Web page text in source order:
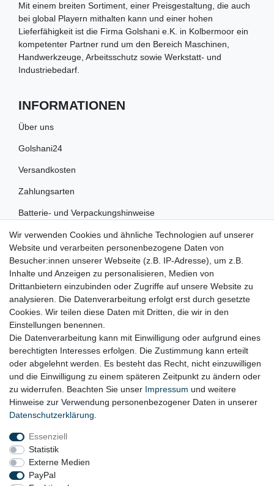
Mit einem breiten Sortiment, einer Preisgestaltung, die auch
bei global Playern mithalten kann und einer hohen
Lieferfähigkeit ist die Firma Golshani e.K. in Kolbermoor ein
kompetenter Partner rund um den Bereich Maschinen,
Handwerkzeuge, Arbeitsschutz sowie Werkstatt- und
Industriebedarf.
INFORMATIONEN
Über uns
Golshani24
Versandkosten
Zahlungsarten
Batterie- und Verpackungshinweise
RECHTLICHES
Impressum
Datenschutz
Widerrufsrecht
AGB
Widerrufsformular
KONTAKT
Tel.: 08031-23444-0
info@werkzeugfundgrube.de
Wir verwenden Cookies und ähnliche Technologien auf unserer
Website und verarbeiten personenbezogene Daten von
Besucher:innen unserer Webseite (z.B. IP-Adresse), um z.B.
Inhalte und Anzeigen zu personalisieren, Medien von
Drittanbietern einzubinden oder Zugriffe auf unsere Website zu
analysieren. Die Datenverarbeitung erfolgt erst durch gesetzte
Cookies. Wir teilen diese Daten mit Dritten, die wir in den
Einstellungen benennen.
Die Datenverarbeitung kann mit Einwilligung oder aufgrund eines
berechtigten Interesses erfolgen. Die Zustimmung kann erteilt
oder abgelehnt werden. Es besteht das Recht, nicht einzuwilligen
und die Einwilligung zu einem späteren Zeitpunkt zu ändern oder
zu widerrufen. Beachten Sie unser Impressum und weitere
Hinweise zur Verwendung personenbezogener Daten in unserer
Daten­schutz­erklärung
Essenziell
Statistik
Externe Medien
PayPal